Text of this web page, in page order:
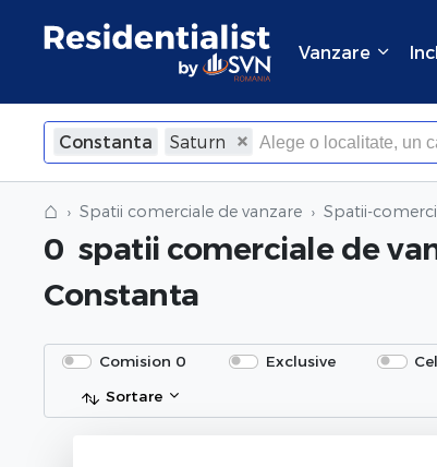
Vanzare
Constanta Saturn
⌂ Spatii comerciale de vanzare Spatii-
0 spatii comerciale de
Constanta
Comision 0 Exclusive
Sortare